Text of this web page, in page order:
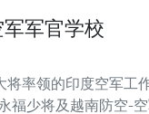
军官学校
将率领的印度空军工
福少将及越南防空-